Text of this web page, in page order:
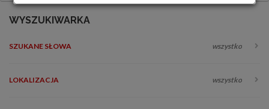
WYSZUKIWARKA
SZUKANE SŁOWA wszystko
LOKALIZACJA wszystko